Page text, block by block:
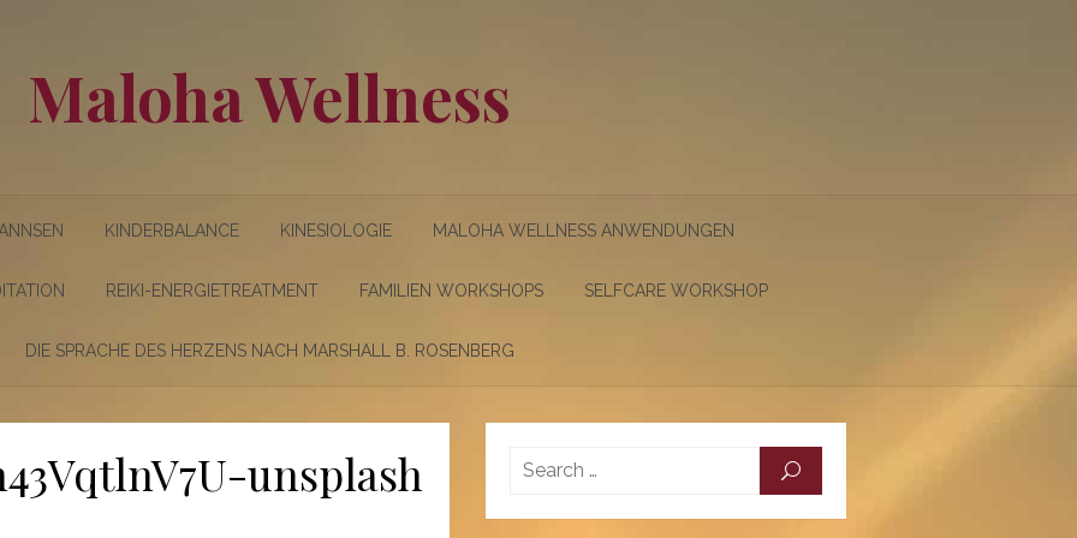
Maloha Wellness
KINDERBALANCE KINESIOLOGIE MALOHA WELLNESS ANWENDUNGEN
REIKI-ENERGIETREATMENT FAMILIEN WORKSHOPS SELFCARE WORKSHOP
DIE SPRACHE DES HERZENS NACH MARSHALL B. ROSENBERG
unsplash SEARCH